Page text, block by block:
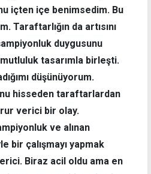
içten içe benimsedim. Bu
Taraftarlığın da artısını
duygusunu
mutluluk tasarımla birleşti.
düşünüyorum.
hisseden taraftarlardan
verici bir olay.
ve alınan
bir çalışmayı yapmak
Biraz acil oldu ama en